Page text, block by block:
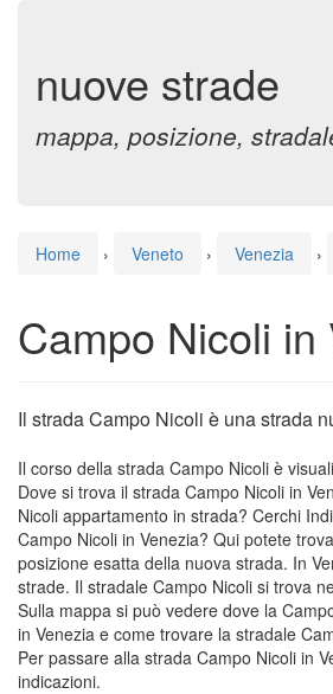
nuove strade
mappa, posizione,
Home › Veneto › Venezia ›
Campo Nicoli in
Il strada Campo Nicoli è una strada
Il corso della strada Campo Nicoli è
Dove si trova il strada Campo Nicoli in
Nicoli appartamento in strada? Cerchi
Campo Nicoli in Venezia? Qui potete
posizione esatta della nuova strada. In
strade. Il stradale Campo Nicoli si trova
Sulla mappa si può vedere dove la
in Venezia e come trovare la stradale
Per passare alla strada Campo Nicoli in
indicazioni.